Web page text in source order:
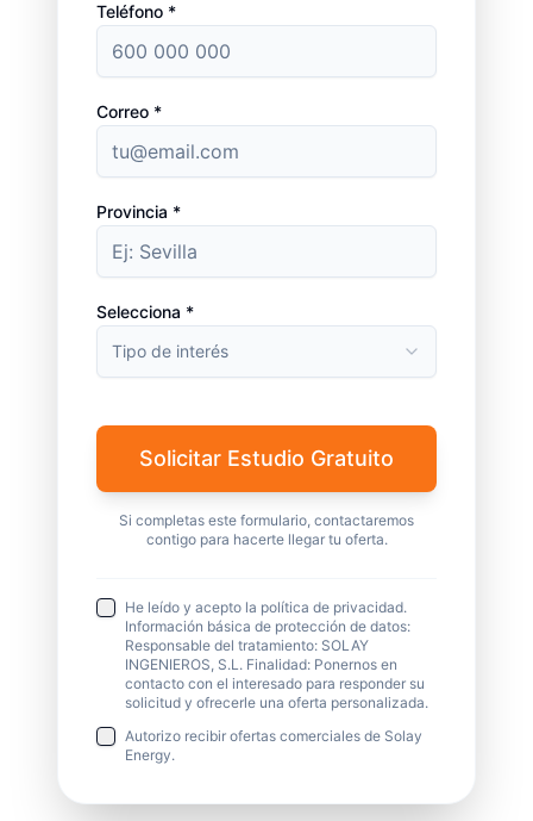
Teléfono *
Correo *
Provincia *
Selecciona *
Tipo de interés
Solicitar Estudio Gratuito
Si completas este formulario, contactaremos
contigo para hacerte llegar tu oferta.
He leído y acepto la política de privacidad.
Información básica de protección de datos:
Responsable del tratamiento: SOLAY
INGENIEROS, S.L. Finalidad: Ponernos en
contacto con el interesado para responder su
solicitud y ofrecerle una oferta personalizada.
Autorizo recibir ofertas comerciales de Solay
Energy.